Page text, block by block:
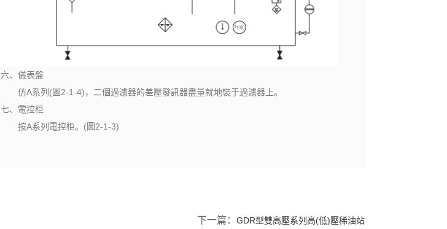
六、儀表盤
仿A系列(圖2-1-4)，二個過濾器的差壓發訊器盡量就地裝于過濾器上。
七、電控柜
按A系列電控柜。(圖2-1-3)
下一篇： GDR型雙高壓系列高(低)壓稀油站